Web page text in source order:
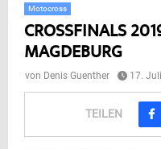
Motocross
CROSSFINALS
MAGDEBURG
von Denis Guenther 17.
TEILEN